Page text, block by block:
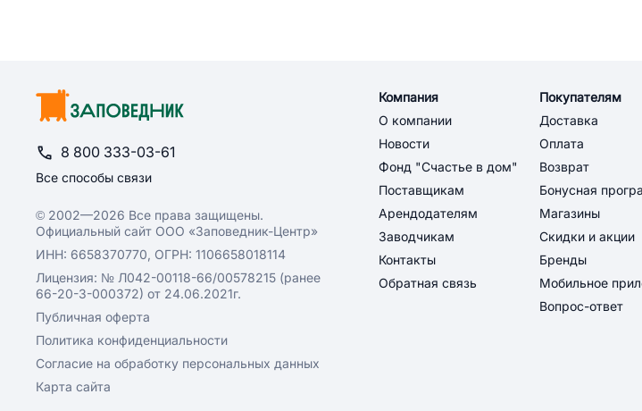
8 800 333-03-61
Все способы связи
© 2002—2026 Все права защищены.
Официальный сайт ООО «Заповедник-Центр»
ИНН: 6658370770, ОГРН: 1106658018114
Лицензия: № Л042-00118-66/00578215 (ранее
66-20-3-000372) от 24.06.2021г.
Публичная оферта
Политика конфиденциальности
Согласие на обработку персональных данных
Карта сайта
Компания
О компании
Новости
Фонд "Счастье в дом"
Поставщикам
Арендодателям
Заводчикам
Контакты
Обратная связь
Покупателям
Доставка
Оплата
Возврат
Бонусная
Магазины
Скидки и акции
Бренды
Мобильное
Вопрос-ответ